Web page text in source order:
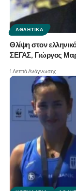
ΑΘΛΗΤΙΚΆ
Θλίψη στον
ΣΕΓΑΣ, Γιώργος
1 Λεπτά Ανάγνωσης